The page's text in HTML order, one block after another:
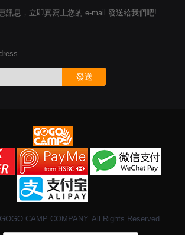
訊息，立即真寫上您的 e-mail 發送給我們吧!
發送
CAMP COMPANY. All Rights Reserved.